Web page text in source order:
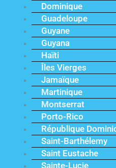
Dominique
Guadeloupe
Guyane
Guyana
Haïti
Îles Vierges
Jamaïque
Martinique
Montserrat
Porto-Rico
République
Saint-Barthélemy
Saint Eustache
Sainte-Lucie